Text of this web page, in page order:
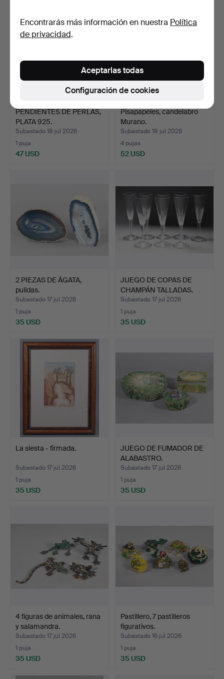
PENDIENTES DE PERLAS,
PLATA 925.
Subastado 18 jul 2026
1 puja
47 USD
Pisapapeles, candelabro
Murano.
Subastado 18 jul 2026
4 pujas
52 USD
2 PIEZAS DE ÁGATA,
pulidas.
Subastado 17 jul 2026
1 puja
35 USD
JUEGO DE COPAS DE
CHAMPÁN TALLADAS.
Subastado 17 jul 2026
1 puja
35 USD
La siesta - firmada.
Subastado 17 jul 2026
1 puja
35 USD
JUEGO DE FUMADOR DE
ALABASTRO.
Subastado 17 jul 2026
1 puja
35 USD
4 figuras de animales, rana
y salamandra.
Subastado 17 jul 2026
1 puja
35 USD
Pastillero, 7 pastilleros
figurativos.
Subastado 16 jul 2026
1 puja
35 USD
Encontrarás más información en nuestra Política
de privacidad.
Configuración de cookies
Aceptarlas todas